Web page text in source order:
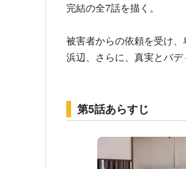
完結の全7話を描く。
被害者からの依頼を受け
浜辺、さらに、真実とバ
第5話あらすじ